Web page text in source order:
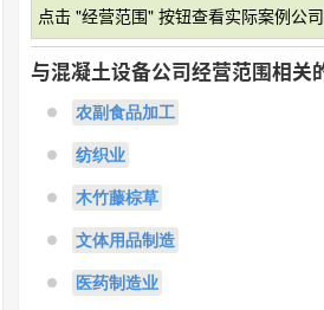
点击 "经营范围" 按钮查看实际案例公司
与混凝土设备公司经营范围相关
农副食品加工
纺织业
木竹藤棕草
文体用品制造
医药制造业